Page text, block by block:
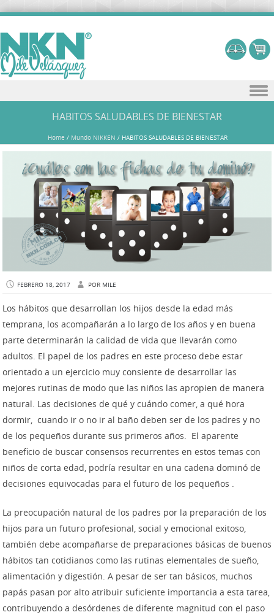
HABITOS SALUDABLES DE BIENESTAR
Home / Mundo NIKKEN / HABITOS SALUDABLES DE BIENESTAR
FEBRERO 18, 2017 POR MILE
Los hábitos que desarrollan los hijos desde la edad más
temprana, los acompañarán a lo largo de los años y en buena
parte determinarán la calidad de vida que llevarán como
adultos. El papel de los padres en este proceso debe estar
orientado a un ejercicio muy consiente de desarrollar las
mejores rutinas de modo que las niños las apropien de manera
natural. Las decisiones de qué y cuándo comer, a qué hora
dormir, cuando ir o no ir al baño deben ser de los padres y no
de los pequeños durante sus primeros años. El aparente
beneficio de buscar consensos recurrentes en estos temas con
niños de corta edad, podría resultar en una cadena dominó de
decisiones equivocadas para el futuro de los pequeños .
La preocupación natural de los padres por la preparación de los
hijos para un futuro profesional, social y emocional exitoso,
también debe acompañarse de preparaciones básicas de buenos
hábitos tan cotidianos como las rutinas elementales de sueño,
alimentación y digestión. A pesar de ser tan básicos, muchos
papás pasan por alto atribuir suficiente importancia a esta tarea,
contribuyendo a desórdenes de diferente magnitud con el paso